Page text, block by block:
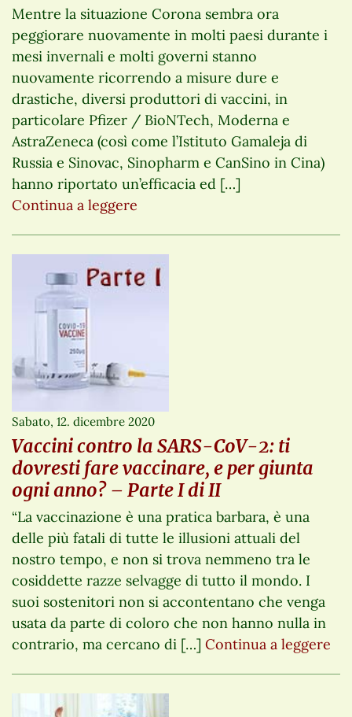
Mentre la situazione Corona sembra ora
peggiorare nuovamente in molti paesi durante i
mesi invernali e molti governi stanno
nuovamente ricorrendo a misure dure e
drastiche, diversi produttori di vaccini, in
particolare Pfizer / BioNTech, Moderna e
AstraZeneca (così come l’Istituto Gamaleja di
Russia e Sinovac, Sinopharm e CanSino in Cina)
hanno riportato un’efficacia ed […]
Continua a leggere
Sabato, 12. dicembre 2020
Vaccini contro la SARS-CoV-2: ti
dovresti fare vaccinare, e per giunta
ogni anno? – Parte I di II
“La vaccinazione è una pratica barbara, è una
delle più fatali di tutte le illusioni attuali del
nostro tempo, e non si trova nemmeno tra le
cosiddette razze selvagge di tutto il mondo. I
suoi sostenitori non si accontentano che venga
usata da parte di coloro che non hanno nulla in
contrario, ma cercano di […] Continua a leggere